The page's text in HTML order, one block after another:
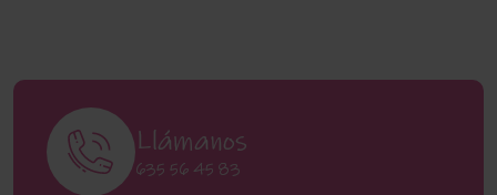
Llámanos
635 56 45 83